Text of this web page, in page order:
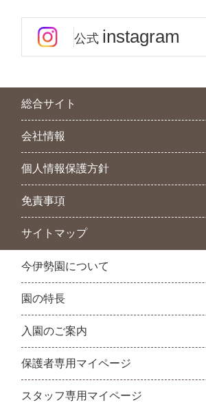
公式 instagram
総合サイト
会社情報
個人情報保護方針
免責事項
サイトマップ
今伊勢園について
園の特長
入園のご案内
保護者専用マイページ
スタッフ専用マイページ